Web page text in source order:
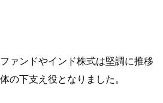
ァンドやインド株式は堅調に推移
の下支え役となりました。